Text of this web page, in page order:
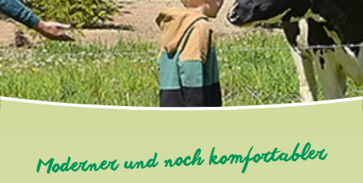
Moderner und noch komfortabler